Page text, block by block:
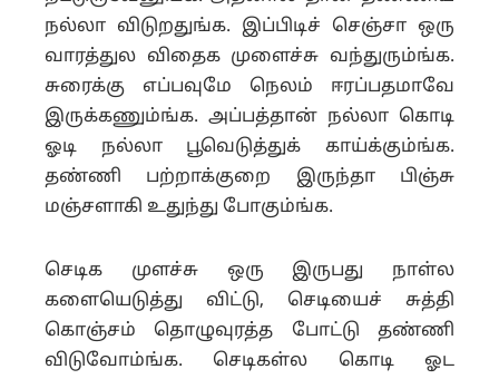
நல்லா விடுறதுங்க. இப்பிடிச் செஞ்சா ஒரு
வாரத்துல விதைக முளைச்சு வந்துரும்ங்க.
சுரைக்கு எப்பவுமே நெலம் ஈரப்பதமாவே
இருக்கணும்ங்க. அப்பத்தான் நல்லா கொடி
ஓடி நல்லா பூவெடுத்துக் காய்க்கும்ங்க.
தண்ணி பற்றாக்குறை இருந்தா பிஞ்சு
மஞ்சளாகி உதுந்து போகும்ங்க.
செடிக முளச்சு ஒரு இருபது நாள்ல
களையெடுத்து விட்டு, செடியைச் சுத்தி
கொஞ்சம் தொழுவுரத்த போட்டு தண்ணி
விடுவோம்ங்க. செடிகள்ல கொடி ஓட